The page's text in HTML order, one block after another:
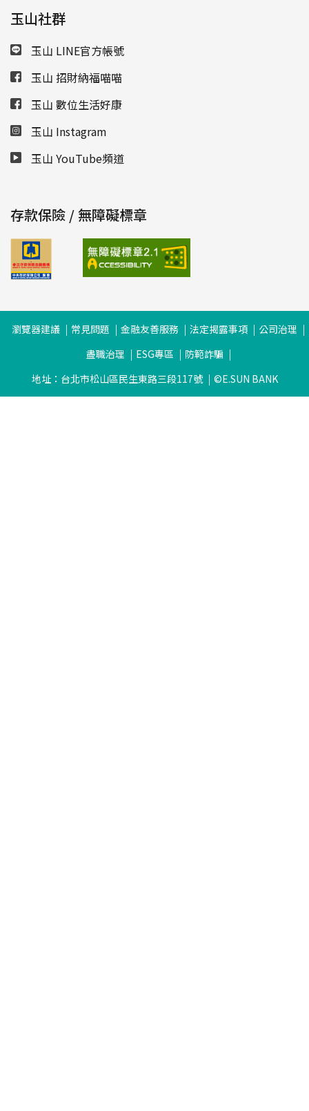
玉山社群
玉山 LINE官方帳號
玉山 招財納福喵喵
玉山 數位生活好康
玉山 Instagram
玉山 YouTube頻道
存款保險 / 無障礙標章
瀏覽器建議 常見問題 金融友善服務 法定揭露事項
公司治理
盡職治理
ESG專區
防範詐騙
地址：台北市松山區民生東路三段117號
©E.SUN BANK